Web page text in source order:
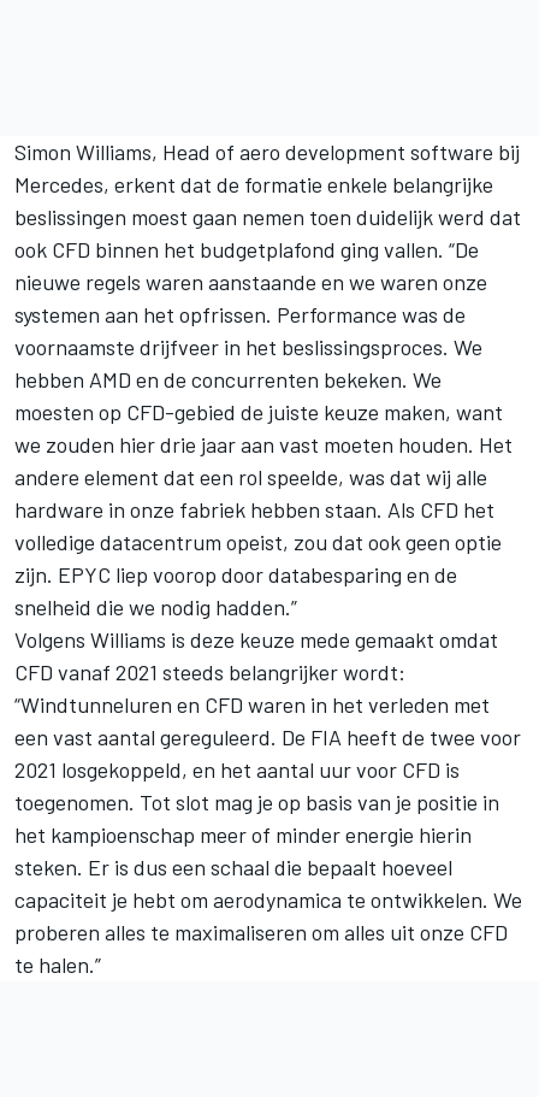
Simon Williams, Head of aero development software bij
Mercedes, erkent dat de formatie enkele belangrijke
beslissingen moest gaan nemen toen duidelijk werd dat
ook CFD binnen het budgetplafond ging vallen. “De
nieuwe regels waren aanstaande en we waren onze
systemen aan het opfrissen. Performance was de
voornaamste drijfveer in het beslissingsproces. We
hebben AMD en de concurrenten bekeken. We
moesten op CFD-gebied de juiste keuze maken, want
we zouden hier drie jaar aan vast moeten houden. Het
andere element dat een rol speelde, was dat wij alle
hardware in onze fabriek hebben staan. Als CFD het
volledige datacentrum opeist, zou dat ook geen optie
zijn. EPYC liep voorop door databesparing en de
snelheid die we nodig hadden.”
Volgens Williams is deze keuze mede gemaakt omdat
CFD vanaf 2021 steeds belangrijker wordt:
“Windtunneluren en CFD waren in het verleden met
een vast aantal gereguleerd. De FIA heeft de twee voor
2021 losgekoppeld, en het aantal uur voor CFD is
toegenomen. Tot slot mag je op basis van je positie in
het kampioenschap meer of minder energie hierin
steken. Er is dus een schaal die bepaalt hoeveel
capaciteit je hebt om aerodynamica te ontwikkelen. We
proberen alles te maximaliseren om alles uit onze CFD
te halen.”